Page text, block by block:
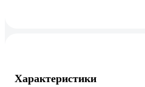
Характеристики